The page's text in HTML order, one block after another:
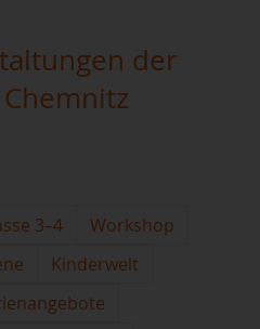
der
3–4
Workshop
Kinderwelt